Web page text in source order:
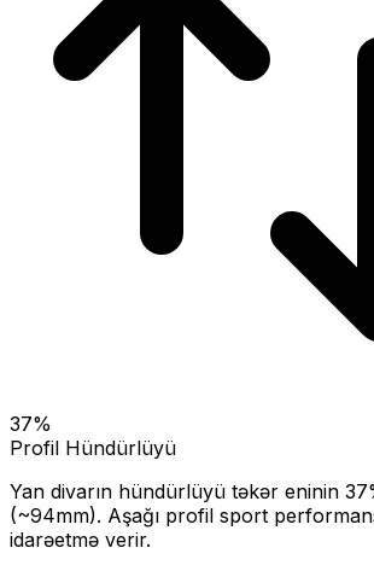
37%
Profil Hündürlüyü
Yan divarın hündürlüyü təkər eninin 37
(~94mm). Aşağı profil sport
idarəetmə verir.